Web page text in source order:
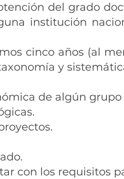
del grado
institución
cinco años (al
y
de algún
con los requisitos